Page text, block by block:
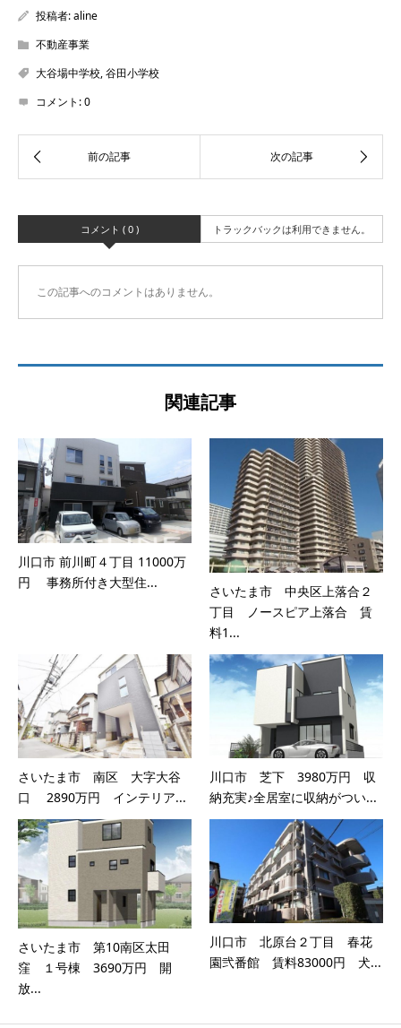
投稿者:aline
不動産事業
大谷場中学校,谷田小学校
コメント:0
コメント ( 0 ) トラックバックは利用できません。
この記事へのコメントはありません。
関連記事
川口市 前川町４丁目 11000万
円 事務所付き大型住...
さいたま市 中央区上落合２
丁目 ノースピア上落合 賃
料1...
さいたま市 南区 大字大谷
口 2890万円 インテリア...
川口市 芝下 3980万円 収
納充実♪全居室に収納がつい...
さいたま市 第10南区太田
窪 １号棟 3690万円 開
放...
川口市 北原台２丁目 春花
園弐番館 賃料83000円 犬...